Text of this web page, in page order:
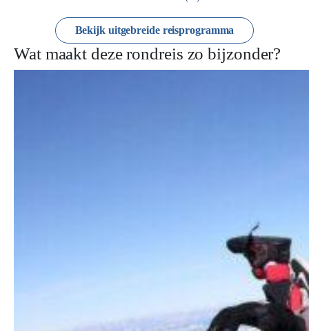
Bekijk uitgebreide reisprogramma
Wat maakt deze rondreis zo bijzonder?